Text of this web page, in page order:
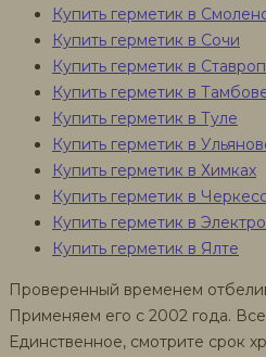
Купить герметик в
Купить герметик в Сочи
Купить герметик в
Купить герметик в
Купить герметик в Туле
Купить герметик в
Купить герметик в Химках
Купить герметик в
Купить герметик в
Купить герметик в Ялте
Проверенный временем
Применяем его с 2002 года.
Единственное, смотрите срок